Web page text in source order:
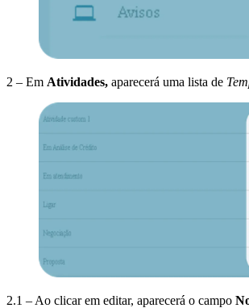
2 – Em Atividades, aparecerá uma lista de
2.1 – Ao clicar em editar, aparecerá o campo